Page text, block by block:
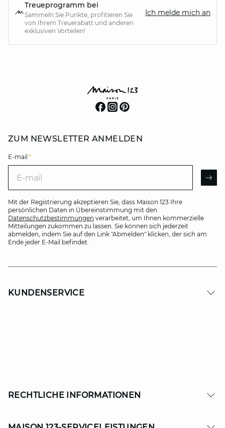
Treueprogramm bei
Sammeln Sie Punkte, profitieren Sie
von Ihrem Treuerabatt und anderen
exklusiven Vorteilen!
Ich melde mich an
ZUM NEWSLETTER ANMELDEN
E-mail *
Mit der Registrierung akzeptieren Sie, dass Maison 123 Ihre
persönlichen Daten in Übereinstimmung mit den
Datenschutzbestimmungen verarbeitet, um Ihnen kommerzielle
Mitteilungen zukommen zu lassen. Sie können sich jederzeit
abmelden, indem Sie auf den Link "Abmelden" klicken, der sich am
Ende jeder E-Mail befindet.
KUNDENSERVICE
RECHTLICHE INFORMATIONEN